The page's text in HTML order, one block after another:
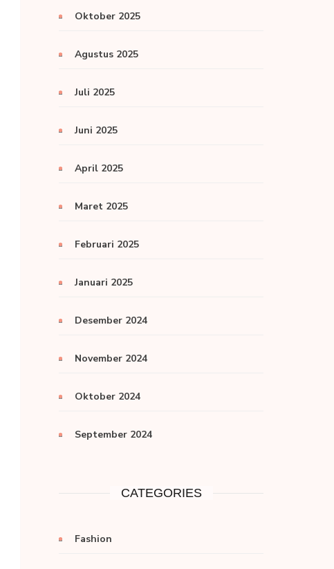
Oktober 2025
Agustus 2025
Juli 2025
Juni 2025
April 2025
Maret 2025
Februari 2025
Januari 2025
Desember 2024
November 2024
Oktober 2024
September 2024
CATEGORIES
Fashion